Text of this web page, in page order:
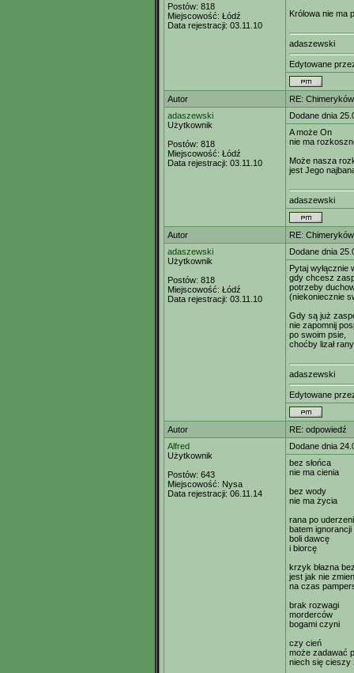
Postów: 818
Miejscowość: Łódź
Data rejestracji: 03.11.10
Królowa nie ma
adaszewski
Edytowane
Autor
RE:
adaszewski
Użytkownik
Postów: 818
Miejscowość: Łódź
Data rejestracji: 03.11.10
Dodane dnia
A może On
nie ma
Może nasza
jest Jego
adaszewski
Autor
RE:
adaszewski
Użytkownik
Postów: 818
Miejscowość: Łódź
Data rejestracji: 03.11.10
Dodane dnia
Pytaj wyłącznie
gdy chcesz
potrzeby
(niekoniecznie
Gdy są już
nie zapomnij
po swoim psie,
choćby lizał
adaszewski
Edytowane
Autor
RE: odpowiedź
Alfred
Użytkownik
Postów: 643
Miejscowość: Nysa
Data rejestracji: 06.11.14
Dodane dnia
bez słońca
nie ma cienia
bez wody
nie ma życia
rana po
batem ignorancji
boli dawcę
i biorcę
krzyk błazna
jest jak nie
na czas
brak rozwagi
morderców
bogami czyni
czy cień
może zadawać
niech się cieszy